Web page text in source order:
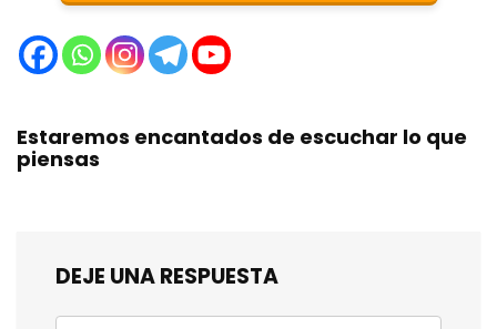
Estaremos encantados de escuchar lo que
piensas
DEJE UNA RESPUESTA